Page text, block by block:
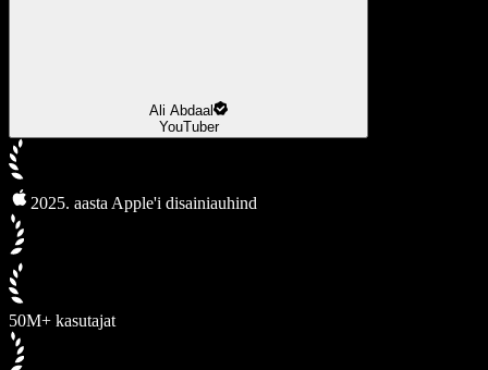
Ali Abdaal
YouTuber
2025. aasta Apple'i disainiauhind
50M+ kasutajat